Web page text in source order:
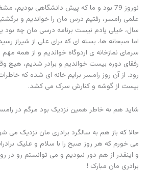
نوروز 79 بود و ما که پیش دانشگاهی
سال، خیلی یادم نیست برنامه درسی مان چه بود
اما صبحانه ها، بسته ای که برای علی از شیراز
سرمای نمازخانه ی اردوگاه خواندیم و از همه مهم
رفقای دوره بیست خواندیم و برادر شدیم، هیچ
رود. از آن روز رامسر برایم خانه ای شده که
بیست از گوشه و کنارش سرک می کشد.
شاید هم به خاطر همین نزدیک بود مرگم در
حالا که باز هم به سالگرد برادری مان نزدیک می
می خورم که هر روز صبح را با سلام و علیک
و اینقدر از هم دور نبودیم و می توانستم رو در
برادری مان مبارک !